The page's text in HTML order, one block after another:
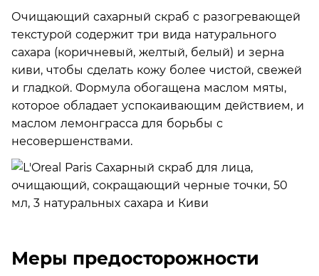
Очищающий сахарный скраб с разогревающей
текстурой содержит три вида натурального
сахара (коричневый, желтый, белый) и зерна
киви, чтобы сделать кожу более чистой, свежей
и гладкой. Формула обогащена маслом мяты,
которое обладает успокаивающим действием, и
маслом лемонграсса для борьбы с
несовершенствами.
Меры предосторожности